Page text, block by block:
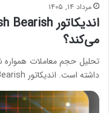
مرداد ۱۴, ۱۴۰۵
می‌کند؟
تحلیل حجم معاملات همواره
داشته است. اندیکاتور TSV Bullish Bearish با…